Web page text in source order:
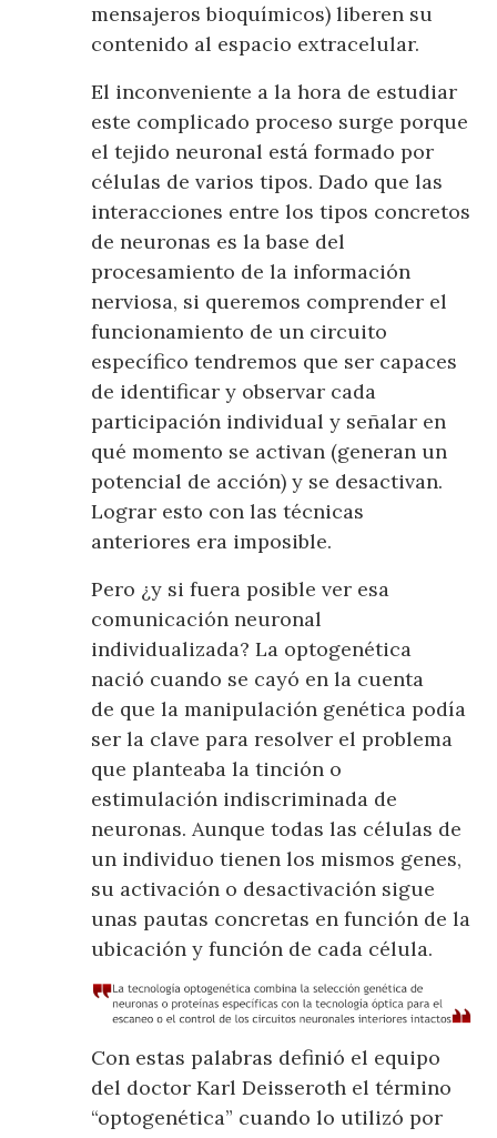
mensajeros bioquímicos) liberen su
contenido al espacio extracelular.
El inconveniente a la hora de estudiar
este complicado proceso surge porque
el tejido neuronal está formado por
células de varios tipos. Dado que las
interacciones entre los tipos concretos
de neuronas es la base del
procesamiento de la información
nerviosa, si queremos comprender el
funcionamiento de un circuito
específico tendremos que ser capaces
de identificar y observar cada
participación individual y señalar en
qué momento se activan (generan un
potencial de acción) y se desactivan.
Lograr esto con las técnicas
anteriores era imposible.
Pero ¿y si fuera posible ver esa
comunicación neuronal
individualizada? La optogenética
nació cuando se cayó en la cuenta
de que la manipulación genética podía
ser la clave para resolver el problema
que planteaba la tinción o
estimulación indiscriminada de
neuronas. Aunque todas las células de
un individuo tienen los mismos genes,
su activación o desactivación sigue
unas pautas concretas en función de la
ubicación y función de cada célula.
Con estas palabras definió el equipo
del doctor Karl Deisseroth el término
“optogenética” cuando lo utilizó por